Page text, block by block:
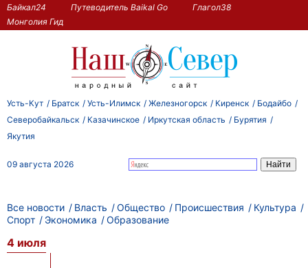
Байкал24 Путеводитель Baikal Go
Глагол38
Монголия Гид
Усть-Кут Братск Усть-Илимск Железногорск Киренск
Бодайбо
Северобайкальск
Казачинское Иркутская область
Бурятия
Якутия
09 августа 2026
Все новости Власть Общество Происшествия
Культура
Спорт
Экономика Образование
4 июля